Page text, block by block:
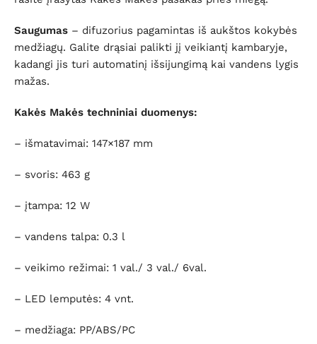
Saugumas – difuzorius pagamintas iš aukštos kokybės
medžiagų. Galite drąsiai palikti jį veikiantį kambaryje,
kadangi jis turi automatinį išsijungimą kai vandens lygis
mažas.
Kakės Makės techniniai duomenys:
– išmatavimai: 147×187 mm
– svoris: 463 g
– įtampa: 12 W
– vandens talpa: 0.3 l
– veikimo režimai: 1 val./ 3 val./ 6val.
– LED lemputės: 4 vnt.
– medžiaga: PP/ABS/PC